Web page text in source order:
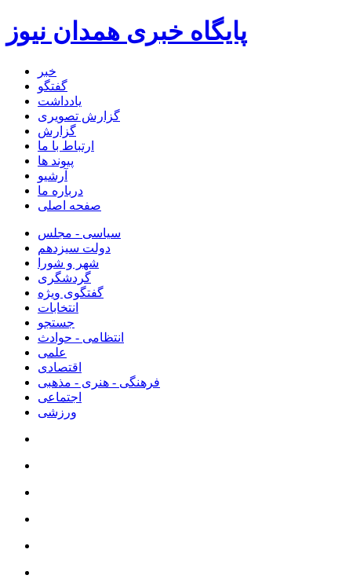
پایگاه خبری همدان نیوز
خبر
گفتگو
یادداشت
گزارش تصویری
گزارش
ارتباط با ما
پیوند ها
آرشیو
درباره ما
صفحه اصلی
سیاسی - مجلس
دولت سیزدهم
شهر و شورا
گردشگری
گفتگوی ویژه
انتخابات
جستجو
انتظامی - حوادث
علمی
اقتصادی
فرهنگی - هنری - مذهبی
اجتماعی
ورزشی